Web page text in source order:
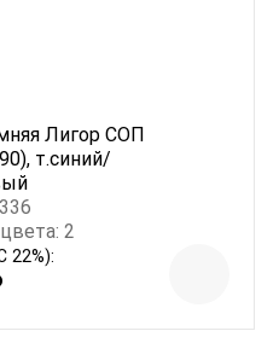
Лигор СОП
т.синий/
2
22%):